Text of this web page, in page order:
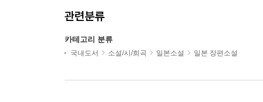
관련분류
카테고리 분류
국내도서 소설/시/희곡 일본소설 일본 장편소설